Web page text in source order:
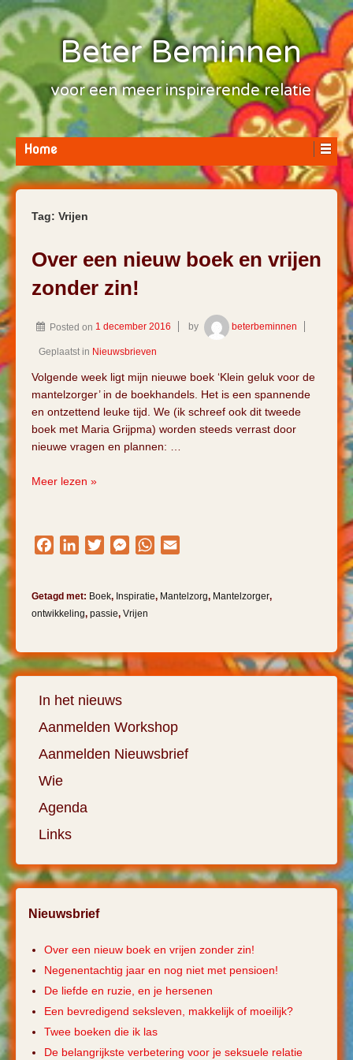
Beter Beminnen
voor een meer inspirerende relatie
Home
Tag: Vrijen
Over een nieuw boek en vrijen
zonder zin!
Posted on 1 december 2016 by beterbeminnen
Geplaatst in Nieuwsbrieven
Volgende week ligt mijn nieuwe boek ‘Klein geluk voor de
mantelzorger’ in de boekhandels. Het is een spannende
en ontzettend leuke tijd. We (ik schreef ook dit tweede
boek met Maria Grijpma) worden steeds verrast door
nieuwe vragen en plannen: …
Over
boek
en
zin!
Meer lezen »
FacebookLinkedInTwitterMessengerWhatsApp
Getagd met: Boek, Inspiratie, Mantelzorg, Mantelzorger,
ontwikkeling, passie, Vrijen
In het nieuws
Aanmelden Workshop
Aanmelden Nieuwsbrief
Wie
Agenda
Links
Nieuwsbrief
Over een nieuw boek en vrijen zonder zin!
Negenentachtig jaar en nog niet met pensioen!
De liefde en ruzie, en je hersenen
Een bevredigend seksleven, makkelijk of moeilijk?
Twee boeken die ik las
De belangrijkste verbetering voor je seksuele relatie